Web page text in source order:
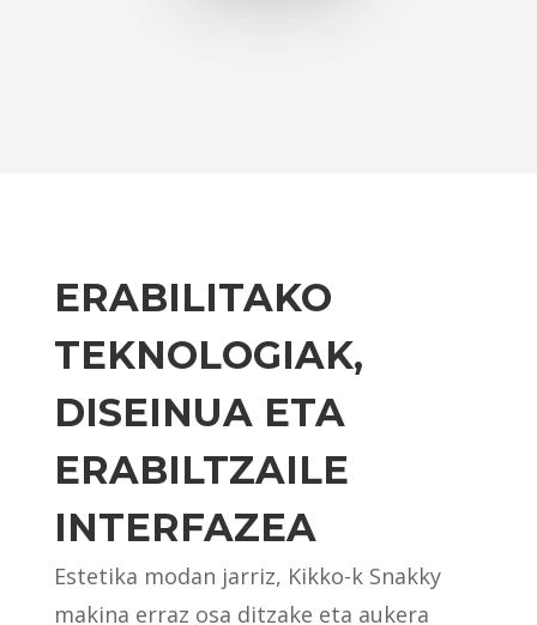
ERABILITAKO
TEKNOLOGIAK,
DISEINUA ETA
ERABILTZAILE
INTERFAZEA
Estetika modan jarriz, Kikko-k Snakky
makina erraz osa ditzake eta aukera